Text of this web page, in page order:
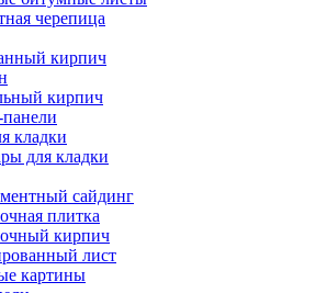
черепица
кирпич
кирпич
кладки
для кладки
сайдинг
плитка
кирпич
лист
картины